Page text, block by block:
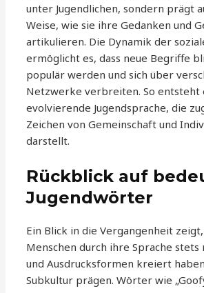
unter Jugendlichen, sondern prägt
Weise, wie sie ihre Gedanken und
artikulieren. Die Dynamik der
ermöglicht es, dass neue Begriffe
populär werden und sich über
Netzwerke verbreiten. So entsteht
evolvierende Jugendsprache, die
Zeichen von Gemeinschaft und
darstellt.
Rückblick auf
Jugendwörter
Ein Blick in die Vergangenheit
Menschen durch ihre Sprache stets
und Ausdrucksformen kreiert
Subkultur prägen. Wörter wie